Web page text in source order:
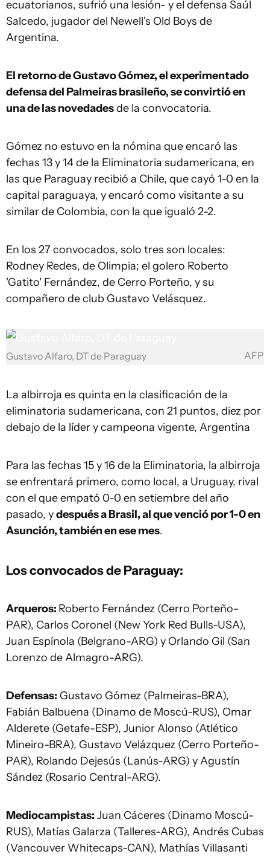
ecuatorianos, sufrió una lesión- y el defensa Saúl
Salcedo, jugador del Newell's Old Boys de
Argentina.
El retorno de Gustavo Gómez, el experimentado
defensa del Palmeiras brasileño, se convirtió en
una de las novedadesde la convocatoria.
Gómez no estuvo en la nómina que encaró las
fechas 13 y 14 de la Eliminatoria sudamericana, en
las que Paraguay recibió a Chile, que cayó 1-0 en la
capital paraguaya, y encaró como visitante a su
similar de Colombia, con la que igualó 2-2.
En los 27 convocados, solo tres son locales:
Rodney Redes, de Olimpia; el golero Roberto
'Gatito' Fernández, de Cerro Porteño, y su
compañero de club Gustavo Velásquez.
Gustavo Alfaro, DT de Paraguay AFP
La albirroja es quinta en la clasificación de la
eliminatoria sudamericana, con 21 puntos, diez por
debajo de la líder y campeona vigente, Argentina
Para las fechas 15 y 16 de la Eliminatoria, la albirroja
se enfrentará primero, como local, a Uruguay, rival
con el que empató 0-0 en setiembre del año
pasado, ydespués a Brasil, al que venció por 1-0 en
Asunción, también en ese mes.
Los convocados de Paraguay:
Arqueros: Roberto Fernández (Cerro Porteño-
PAR), Carlos Coronel (New York Red Bulls-USA),
Juan Espínola (Belgrano-ARG) y Orlando Gil (San
Lorenzo de Almagro-ARG).
Defensas: Gustavo Gómez (Palmeiras-BRA),
Fabián Balbuena (Dinamo de Moscú-RUS), Omar
Alderete (Getafe-ESP), Junior Alonso (Atlético
Mineiro-BRA), Gustavo Velázquez (Cerro Porteño-
PAR), Rolando Dejesús (Lanús-ARG) y Agustín
Sández (Rosario Central-ARG).
Mediocampistas: Juan Cáceres (Dinamo Moscú-
RUS), Matías Galarza (Talleres-ARG), Andrés Cubas
(Vancouver Whitecaps-CAN), Mathías Villasanti